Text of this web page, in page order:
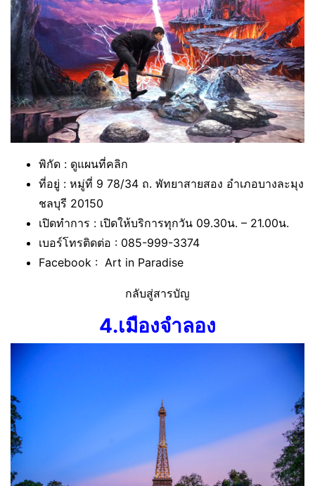
พิกัด : ดูแผนที่คลิก
ที่อยู่ : หมู่ที่ 9 78/34 ถ. พัทยาสายสอง อำเภอบางละมุง
ชลบุรี 20150
เปิดทำการ : เปิดให้บริการทุกวัน 09.30น. – 21.00น.
เบอร์โทรติดต่อ : 085-999-3374
Facebook : Art in Paradise
กลับสู่สารบัญ
4.เมืองจำลอง